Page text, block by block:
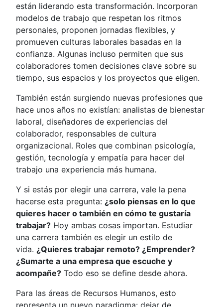
están liderando esta transformación. Incorporan
modelos de trabajo que respetan los ritmos
personales, proponen jornadas flexibles, y
promueven culturas laborales basadas en la
confianza. Algunas incluso permiten que sus
colaboradores tomen decisiones clave sobre su
tiempo, sus espacios y los proyectos que eligen.
También están surgiendo nuevas profesiones que
hace unos años no existían: analistas de bienestar
laboral, diseñadores de experiencias del
colaborador, responsables de cultura
organizacional. Roles que combinan psicología,
gestión, tecnología y empatía para hacer del
trabajo una experiencia más humana.
Y si estás por elegir una carrera, vale la pena
hacerse esta pregunta:¿solo piensas en lo que
quieres hacer o también en cómo te gustaría
trabajar? Hoy ambas cosas importan. Estudiar
una carrera también es elegir un estilo de
vida.¿Quieres trabajar remoto? ¿Emprender?
¿Sumarte a una empresa que escuche y
acompañe? Todo eso se define desde ahora.
Para las áreas de Recursos Humanos, esto